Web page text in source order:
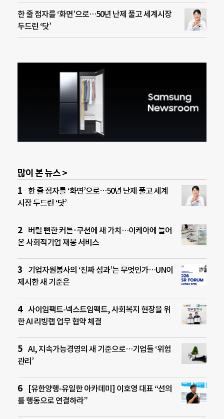
한 줄 점자를 ‘화면’으로…50년 난제 풀고 세계시장
두드린 ‘닷’
많이 본 뉴스 >
한 줄 점자를 ‘화면’으로…50년 난제 풀고 세계
시장 두드린 ‘닷’
버릴 뻔한 커튼·쿠션에 새 가치…이케아에 들어
온 사회적기업 재봉 서비스
기업자원봉사의 ‘진짜 성과’는 무엇인가…UN이
제시한 새 기준은
사이임팩트-넥스트임팩트, 사회복지 현장을 위
한 AI 리빙랩 업무 협약 체결
AI, 지속가능경영의 새 기준으로…기업들 ‘위험
관리’
[유한양행-유일한 아카데미] 이호영 대표 “선의
를 행동으로 연결하라”